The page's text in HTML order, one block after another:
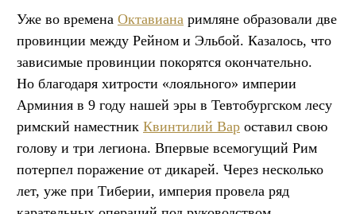
Уже во времена Октавиана римляне образовали две
провинции между Рейном и Эльбой. Казалось, что
зависимые провинции покорятся окончательно.
Но благодаря хитрости «лояльного» империи
Арминия в 9 году нашей эры в Тевтобургском лесу
римский наместник Квинтилий Вар оставил свою
голову и три легиона. Впервые всемогущий Рим
потерпел поражение от дикарей. Через несколько
лет, уже при Тиберии, империя провела ряд